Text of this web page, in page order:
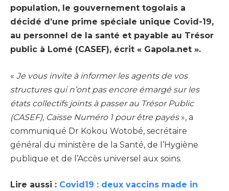
population, le gouvernement togolais a
décidé d’une prime spéciale unique Covid-19,
au personnel de la santé et payable au Trésor
public à Lomé (CASEF), écrit « Gapola.net ».
« Je vous invite à informer les agents de vos
structures qui n’ont pas encore émargé sur les
états collectifs joints à passer au Trésor Public
(CASEF), Caisse Numéro 1 pour être payés», a
communiqué Dr Kokou Wotobé, secrétaire
général du ministère de la Santé, de l’Hygiène
publique et de l’Accès universel aux soins.
Lire aussi : Covid19 : deux vaccins made in